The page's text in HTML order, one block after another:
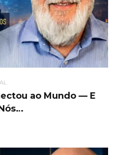
ao Mundo — E